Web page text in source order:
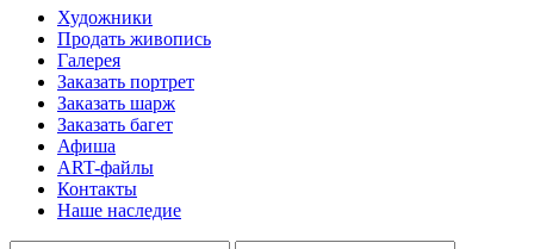
Художники
Продать живопись
Галерея
Заказать портрет
Заказать шарж
Заказать багет
Афиша
ART-файлы
Контакты
Наше наследие